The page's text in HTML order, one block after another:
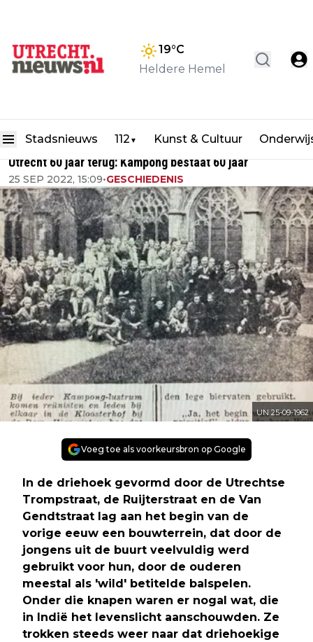
19°C
Heldere Hemel
Stadsnieuws 112 ▼ Kunst & Cultuur
Utrecht 60 jaar terug: Kampong bestaat 60 jaar
25 SEP 2022, 15:09•GESCHIEDENIS
UN 25-09-1962
Voeg toe als voorkeursbron op Google
In de driehoek gevormd door de Utrechtse
Trompstraat, de Ruijterstraat en de Van
Gendtstraat lag aan het begin van de
vorige eeuw een bouwterrein, dat door de
jongens uit de buurt veelvuldig werd
gebruikt voor hun, door de ouderen
meestal als 'wild' betitelde balspelen.
Onder die knapen waren er nogal wat, die
in Indië het levenslicht aanschouwden. Ze
trokken steeds weer naar dat driehoekige